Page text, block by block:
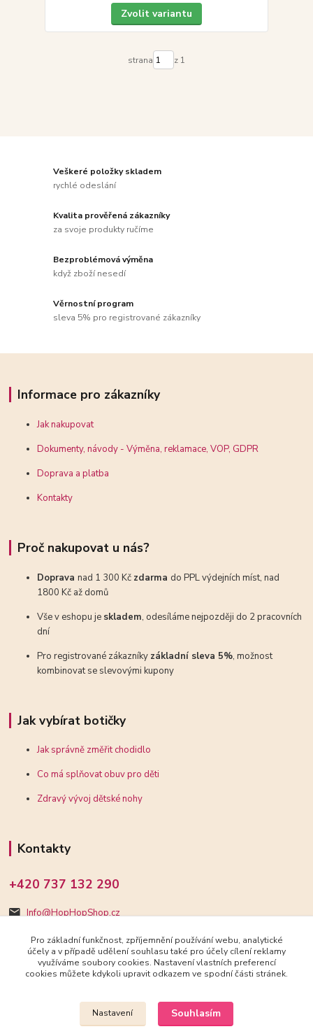
Zvolit variantu
strana z 1
Veškeré položky skladem
rychlé odeslání
Kvalita prověřená zákazníky
za svoje produkty ručíme
Bezproblémová výměna
když zboží nesedí
Věrnostní program
sleva 5% pro registrované zákazníky
Informace pro zákazníky
Jak nakupovat
Dokumenty, návody - Výměna, reklamace, VOP, GDPR
Doprava a platba
Kontakty
Proč nakupovat u nás?
Dopravanad 1 300 Kč zdarma do PPL výdejních míst, nad
1800 Kč až domů
Vše v eshopu je skladem, odesíláme nejpozději do 2 pracovních
dní
Pro registrované zákazníky základní sleva 5%, možnost
kombinovat se slevovými kupony
Jak vybírat botičky
Jak správně změřit chodidlo
Co má splňovat obuv pro děti
Zdravý vývoj dětské nohy
Kontakty
+420 737 132 290
Info@HopHopShop.cz
Upravit sběr cookies.
Pro základní funkčnost, zpříjemnění používání webu, analytické
účely a v případě udělení souhlasu také pro účely cílení reklamy
využíváme soubory cookies. Nastavení vlastních preferencí
cookies můžete kdykoli upravit odkazem ve spodní části stránek.
Nastavení Souhlasím